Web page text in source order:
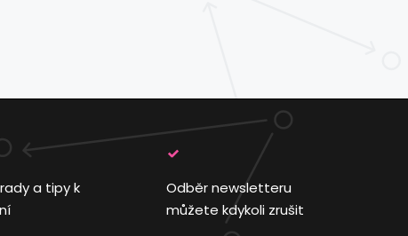
a tipy k
Odběr newsletteru
můžete kdykoli zrušit